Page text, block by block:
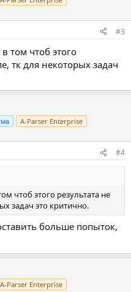
#3
том чтоб этого
тк для некоторых задач
A-Parser Enterprise
#4
чтоб этого результата не
задач это критично.
больше попыток,
A-Parser Enterprise